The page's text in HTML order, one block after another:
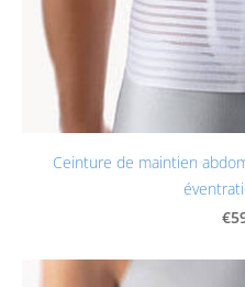
Ceinture de maintien